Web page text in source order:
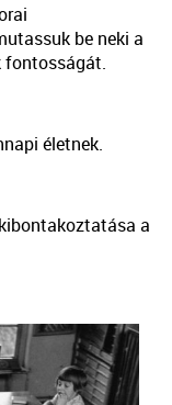
be neki a
fontosságát.
életnek.
a